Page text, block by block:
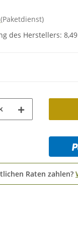
(Paketdienst)
des Herstellers:
Raten zahlen?